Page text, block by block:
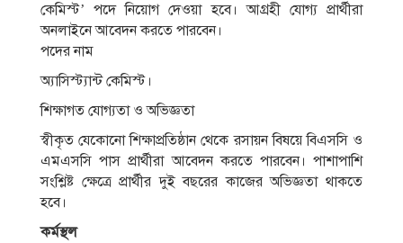
কেমিস্ট’ পদে নিয়োগ দেওয়া হবে। আগ্রহী যোগ্য প্রার্থীরা
অনলাইনে আবেদন করতে পারবেন।
পদের নাম
অ্যাসিস্ট্যান্ট কেমিস্ট।
শিক্ষাগত যোগ্যতা ও অভিজ্ঞতা
স্বীকৃত যেকোনো শিক্ষাপ্রতিষ্ঠান থেকে রসায়ন বিষয়ে বিএসসি ও
এমএসসি পাস প্রার্থীরা আবেদন করতে পারবেন। পাশাপাশি
সংশ্লিষ্ট ক্ষেত্রে প্রার্থীর দুই বছরের কাজের অভিজ্ঞতা থাকতে
হবে।
কর্মস্থল